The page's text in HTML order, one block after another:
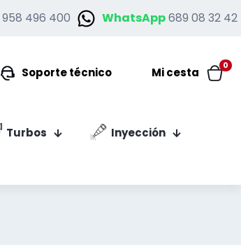
958 496 400 WhatsApp689 08 32 42
Soporte técnico
0
Mi cesta
Turbos
Inyección